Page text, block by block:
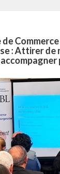
de
: Attirer